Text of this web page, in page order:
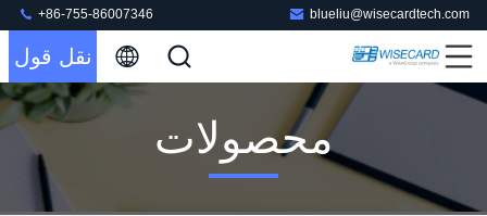
blueliu@wisecardtech.com
+86-755-86007346
نقل قول
محصولات